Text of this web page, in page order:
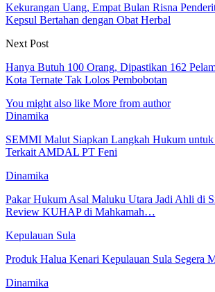
Kekurangan Uang, Empat Bulan Risna
Kepsul Bertahan dengan Obat Herbal
Next Post
Hanya Butuh 100 Orang, Dipastikan 162
Kota Ternate Tak Lolos Pembobotan
You might also like More from author
Dinamika
SEMMI Malut Siapkan Langkah Hukum
Terkait AMDAL PT Feni
Dinamika
Pakar Hukum Asal Maluku Utara Jadi Ahli di
Review KUHAP di Mahkamah…
Kepulauan Sula
Produk Halua Kenari Kepulauan Sula Segera
Dinamika